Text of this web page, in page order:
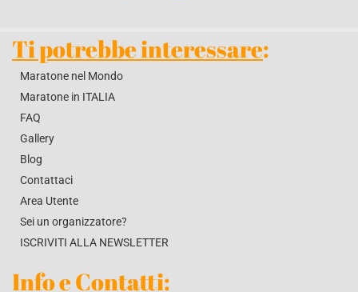
Ti potrebbe interessare:
Maratone nel Mondo
Maratone in ITALIA
FAQ
Gallery
Blog
Contattaci
Area Utente
Sei un organizzatore?
ISCRIVITI ALLA NEWSLETTER
Info e Contatti: